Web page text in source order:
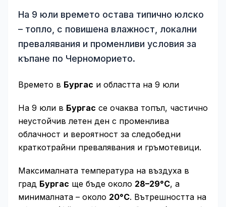
На 9 юли времето остава типично юлско
– топло, с повишена влажност, локални
превалявания и променливи условия за
къпане по Черноморието.
Времето в Бургас и областта на 9 юли
На 9 юли в Бургас се очаква топъл, частично
неустойчив летен ден с променлива
облачност и вероятност за следобедни
краткотрайни превалявания и гръмотевици.
Максималната температура на въздуха в
град Бургас ще бъде около 28–29°C, а
минималната – около 20°C. Вътрешността на